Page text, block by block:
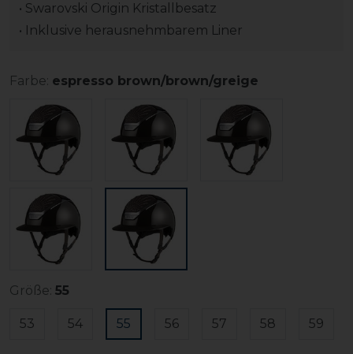
• Swarovski Origin Kristallbesatz
• Inklusive herausnehmbarem Liner
Farbe: espresso brown/brown/greige
Größe: 55
53 54 55 56 57 58 59